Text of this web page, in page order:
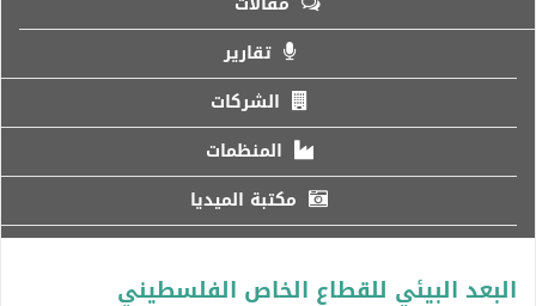
تقارير
الشركات
المنظمات
مكتبة الميديا
البعد البيئي للقطاع الخاص الفلسطيني